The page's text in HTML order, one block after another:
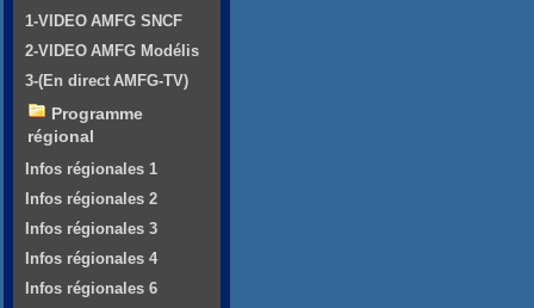
1-VIDEO AMFG SNCF
2-VIDEO AMFG Modélis
3-(En direct AMFG-TV)
Programme
régional
Infos régionales 1
Infos régionales 2
Infos régionales 3
Infos régionales 4
Infos régionales 6